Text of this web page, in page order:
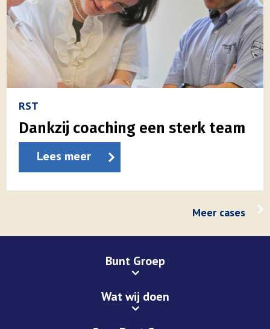
RST
Dankzij coaching een sterk team
Lees meer
Meer cases
Bunt Groep
Wat wij doen